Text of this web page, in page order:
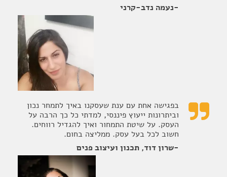
-נעמה נדב-קרני

בפגישה אחת עם ענת שעסקנו באיך לתמחר נכון
וביתרונות ייעוץ פיננסי, למדתי כל כך הרבה על
העסק. על שיטת התמחור ואיך להגדיל רווחים.
חשוב לכל בעל עסק. ממליצה בחום.
-שרון דוד, תכנון ועיצוב פנים